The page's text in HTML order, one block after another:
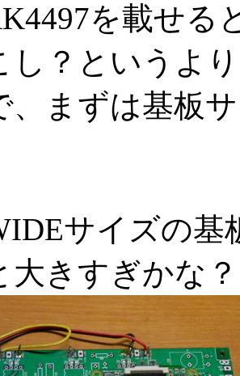
を載せる
し？というよ
、まずは基板
サイズの
大きすぎかな？